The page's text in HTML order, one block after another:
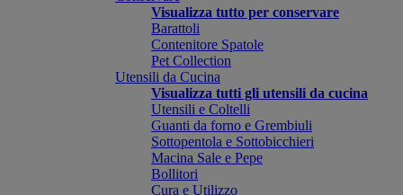
Visualizza tutto per conservare
Barattoli
Contenitore Spatole
Pet Collection
Utensili da Cucina
Visualizza tutti gli utensili da cucina
Utensili e Coltelli
Guanti da forno e Grembiuli
Sottopentola e Sottobicchieri
Macina Sale e Pepe
Bollitori
Cura e Utilizzo